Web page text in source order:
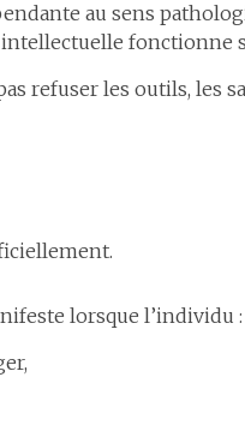
au sens
fonctionne
refuser les outils, les
lorsque l’individu :